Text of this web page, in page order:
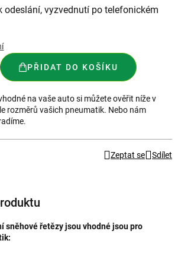
odeslání, vyzvednutí po telefonickém
PŘIDAT DO KOŠÍKU
na vaše auto si můžete ověřit níže v
rozměrů vašich pneumatik. Nebo nám
Zeptat se Sdílet
sněhové řetězy jsou vhodné jsou pro